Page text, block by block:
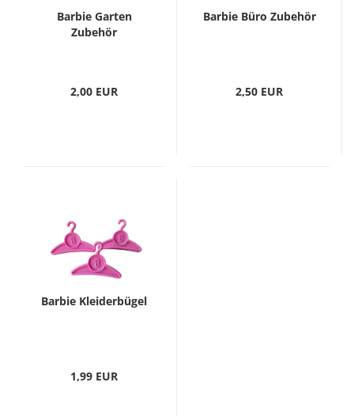
Barbie Garten
Zubehör
2,00 EUR
Barbie Büro Zubehör
2,50 EUR
Barbie Kleiderbügel
1,99 EUR